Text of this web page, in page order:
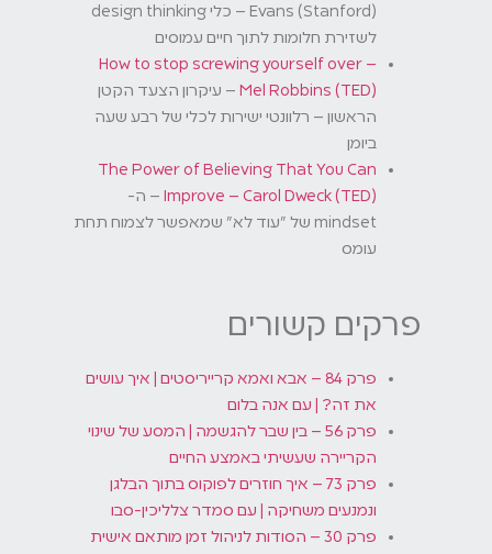
Evans (Stanford) – כלי design thinking
לשזירת חלומות לתוך חיים עמוסים
How to stop screwing yourself over –
Mel Robbins (TED)
– עיקרון הצעד הקטן
הראשון – רלוונטי ישירות לכלי של רבע שעה
ביומן
The Power of Believing That You Can
Improve – Carol Dweck (TED)
– ה-
mindset של "עוד לא" שמאפשר לצמוח תחת
עומס
פרקים קשורים
פרק 84 – אבא ואמא קרייריסטים | איך עושים
את זה? | עם אנה בלום
פרק 56 – בין שבר להגשמה | המסע של שינוי
הקריירה שעשיתי באמצע החיים
פרק 73 – איך חוזרים לפוקוס בתוך הבלגן
ונמנעים משחיקה | עם סמדר צלליכין-סבו
פרק 30 – הסודות לניהול זמן מותאם אישית